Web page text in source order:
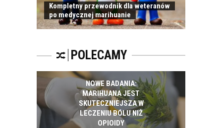
Kompletny przewodnik dla weteranów
po medycznej marihuanie
POLECAMY
NOWE BADANIA:
MARIHUANA JEST
SKUTECZNIEJSZA W
LECZENIU BÓLU NIŻ
OPIOIDY